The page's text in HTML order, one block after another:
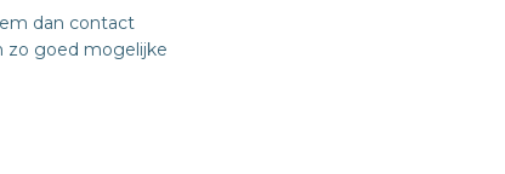
dan contact
zo goed mogelijke